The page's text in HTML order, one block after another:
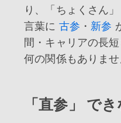
り、「ちょくさん
言葉に 古参 ・ 新参
間・キャリアの長
何の関係もありませ
「直参」 で